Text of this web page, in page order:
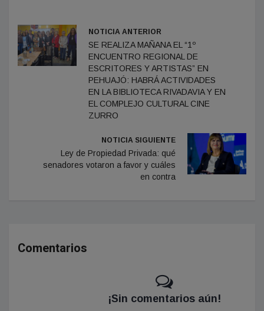
NOTICIA ANTERIOR
SE REALIZA MAÑANA EL “1º
ENCUENTRO REGIONAL DE
ESCRITORES Y ARTISTAS” EN
PEHUAJÓ: HABRÁ ACTIVIDADES
EN LA BIBLIOTECA RIVADAVIA Y EN
EL COMPLEJO CULTURAL CINE
ZURRO
NOTICIA SIGUIENTE
Ley de Propiedad Privada: qué
senadores votaron a favor y cuáles
en contra
Comentarios
¡Sin comentarios aún!